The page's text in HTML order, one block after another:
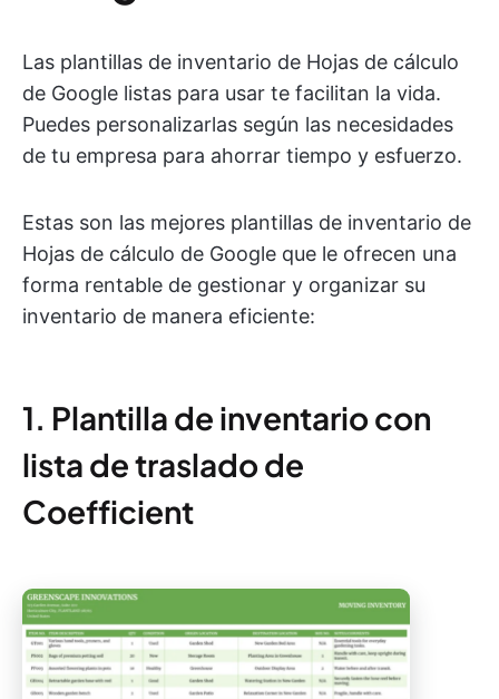
Las plantillas de inventario de Hojas de cálculo
de Google listas para usar te facilitan la vida.
Puedes personalizarlas según las necesidades
de tu empresa para ahorrar tiempo y esfuerzo.
Estas son las mejores plantillas de inventario de
Hojas de cálculo de Google que le ofrecen una
forma rentable de gestionar y organizar su
inventario de manera eficiente:
1. Plantilla de inventario con
lista de traslado de
Coefficient